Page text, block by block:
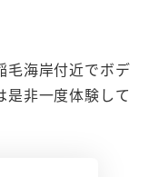
毛海岸付近でボデ
是非一度体験して